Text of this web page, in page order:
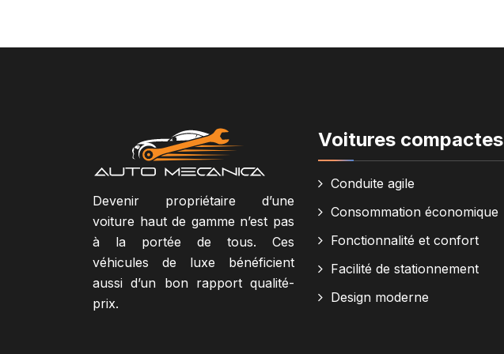
Devenir propriétaire d’une
voiture haut de gamme n’est pas
à la portée de tous. Ces
véhicules de luxe bénéficient
aussi d’un bon rapport qualité-
prix.
Voitures compactes
Conduite agile
Consommation économique
Fonctionnalité et confort
Facilité de stationnement
Design moderne